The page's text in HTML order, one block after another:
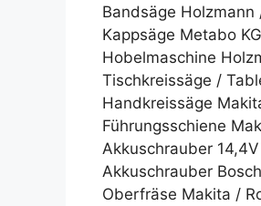
Bandsäge
Kappsäge Metabo
Hobelmaschine
Tischkreissäge /
Handkreissäge
Führungsschiene
Akkuschrauber
Akkuschrauber
Oberfräse Makita /